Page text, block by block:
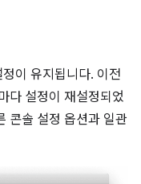
정이 유지됩니다. 이전
다 설정이 재설정되었
콘솔 설정 옵션과 일관